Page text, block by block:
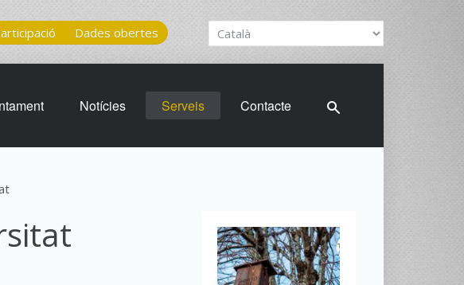
Dades obertes
Notícies Serveis Contacte